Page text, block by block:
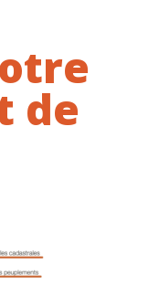
de